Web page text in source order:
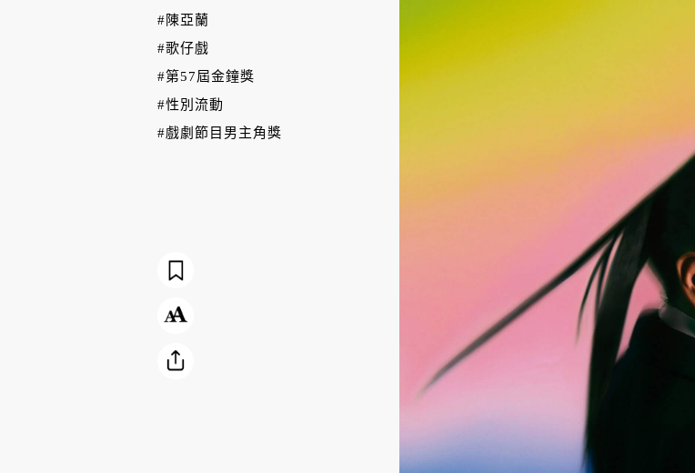
#陳亞蘭
#歌仔戲
#第57屆金鐘獎
#性別流動
#戲劇節目男主角獎